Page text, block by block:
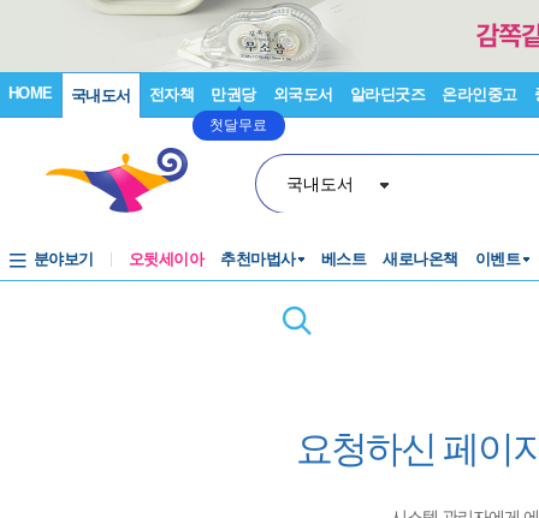
HOME 국내도서 전자책 만권당
첫달무료
외국도서 알라딘굿즈 온라인중고
국내도서
분야보기 오뒷세이아 추천마법사 베스트 새로나온책 이벤트
요청하신 페이